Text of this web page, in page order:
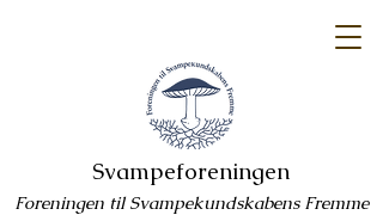
Svampeforeningen
Foreningen til Svampekundskabens Fremme